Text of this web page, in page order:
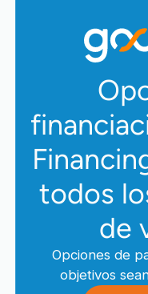
todos
de
Opciones de
objetivos